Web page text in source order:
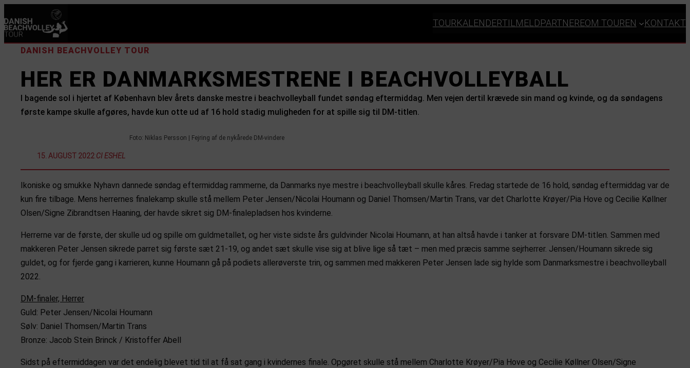
TOURKALENDERTILMELDPARTNEREOM TOUREN KONTAKT
DANISH BEACHVOLLEY TOUR
HER ER DANMARKSMESTRENE I BEACHVOLLEYBALL
I bagende sol i hjertet af København blev årets danske mestre i beachvolleyball fundet søndag eftermiddag. Men vejen dertil krævede sin mand og kvinde, og da søndagens
første kampe skulle afgøres, havde kun otte ud af 16 hold stadig muligheden for at spille sig til DM-titlen.
Foto: Niklas Persson | Fejring af de nykårede DM-vindere
15. AUGUST 2022:CI ESHEL
Ikoniske og smukke Nyhavn dannede søndag eftermiddag rammerne, da Danmarks nye mestre i beachvolleyball skulle kåres. Fredag startede de 16 hold, søndag eftermiddag var de
kun fire tilbage. Mens herrernes finalekamp skulle stå mellem Peter Jensen/Nicolai Houmann og Daniel Thomsen/Martin Trans, var det Charlotte Krøyer/Pia Hove og Cecilie Køllner
Olsen/Signe Zibrandtsen Haaning, der havde sikret sig DM-finalepladsen hos kvinderne.
Herrerne var de første, der skulle ud og spille om guldmetallet, og her viste sidste års guldvinder Nicolai Houmann, at han altså havde i tanker at forsvare DM-titlen. Sammen med
makkeren Peter Jensen sikrede parret sig første sæt 21-19, og andet sæt skulle vise sig at blive lige så tæt – men med præcis samme sejrherrer. Jensen/Houmann sikrede sig
guldet, og for fjerde gang i karrieren, kunne Houmann gå på podiets allerøverste trin, og sammen med makkeren Peter Jensen lade sig hylde som Danmarksmestre i beachvolleyball
2022.
DM-finaler, Herrer
Guld: Peter Jensen/Nicolai Houmann
Sølv: Daniel Thomsen/Martin Trans
Bronze: Jacob Stein Brinck / Kristoffer Abell
Sidst på eftermiddagen var det endelig blevet tid til at få sat gang i kvindernes finale. Opgøret skulle stå mellem Charlotte Krøyer/Pia Hove og Cecilie Køllner Olsen/Signe